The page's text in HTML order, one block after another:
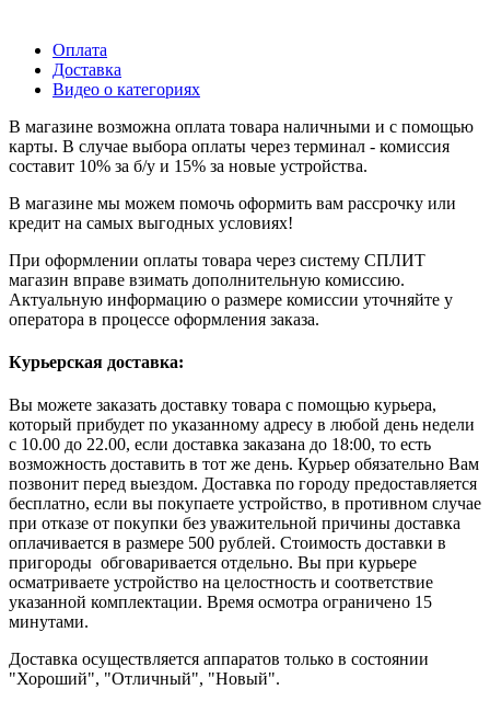
Оплата
Доставка
Видео о категориях
В магазине возможна оплата товара наличными и с помощью
карты. В случае выбора оплаты через терминал - комиссия
составит 10% за б/у и 15% за новые устройства.
В магазине мы можем помочь оформить вам рассрочку или
кредит на самых выгодных условиях!
При оформлении оплаты товара через систему СПЛИТ
магазин вправе взимать дополнительную комиссию.
Актуальную информацию о размере комиссии уточняйте у
оператора в процессе оформления заказа.
Курьерская доставка:
Вы можете заказать доставку товара с помощью курьера,
который прибудет по указанному адресу в любой день недели
с 10.00 до 22.00, если доставка заказана до 18:00, то есть
возможность доставить в тот же день. Курьер обязательно Вам
позвонит перед выездом. Доставка по городу предоставляется
бесплатно, если вы покупаете устройство, в противном случае
при отказе от покупки без уважительной причины доставка
оплачивается в размере 500 рублей. Стоимость доставки в
пригороды обговаривается отдельно. Вы при курьере
осматриваете устройство на целостность и соответствие
указанной комплектации. Время осмотра ограничено 15
минутами.
Доставка осуществляется аппаратов только в состоянии
"Хороший", "Отличный", "Новый".